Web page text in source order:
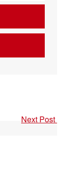
Next Post